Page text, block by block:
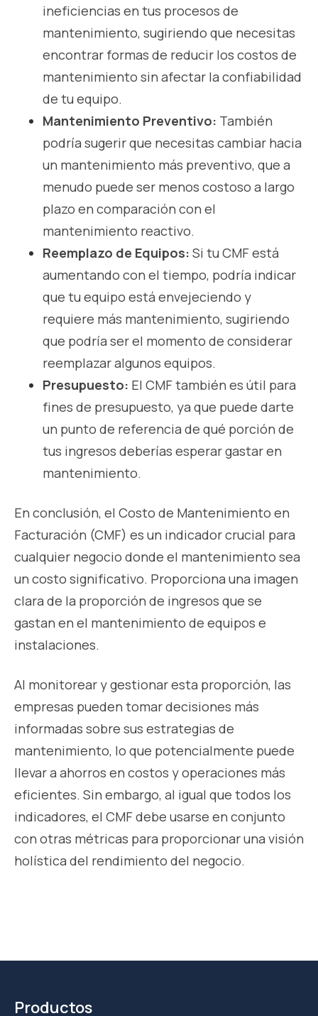
ineficiencias en tus procesos de
mantenimiento, sugiriendo que necesitas
encontrar formas de reducir los costos de
mantenimiento sin afectar la confiabilidad
de tu equipo.
Mantenimiento Preventivo: También
podría sugerir que necesitas cambiar hacia
un mantenimiento más preventivo, que a
menudo puede ser menos costoso a largo
plazo en comparación con el
mantenimiento reactivo.
Reemplazo de Equipos: Si tu CMF está
aumentando con el tiempo, podría indicar
que tu equipo está envejeciendo y
requiere más mantenimiento, sugiriendo
que podría ser el momento de considerar
reemplazar algunos equipos.
Presupuesto: El CMF también es útil para
fines de presupuesto, ya que puede darte
un punto de referencia de qué porción de
tus ingresos deberías esperar gastar en
mantenimiento.
En conclusión, el Costo de Mantenimiento en
Facturación (CMF) es un indicador crucial para
cualquier negocio donde el mantenimiento sea
un costo significativo. Proporciona una imagen
clara de la proporción de ingresos que se
gastan en el mantenimiento de equipos e
instalaciones.
Al monitorear y gestionar esta proporción, las
empresas pueden tomar decisiones más
informadas sobre sus estrategias de
mantenimiento, lo que potencialmente puede
llevar a ahorros en costos y operaciones más
eficientes. Sin embargo, al igual que todos los
indicadores, el CMF debe usarse en conjunto
con otras métricas para proporcionar una visión
holística del rendimiento del negocio.
Productos